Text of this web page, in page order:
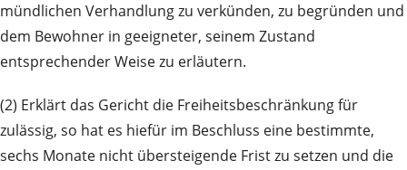
mündlichen Verhandlung zu verkünden, zu be­­gründen und
dem Bewohner in geeigneter, seinem Zustand
entsprechender Weise zu erläutern.
(2) Erklärt das Gericht die Freiheitsbeschränkung für
zulässig, so hat es hiefür im Beschluss eine be­stimmte,
sechs Monate nicht übersteigende Frist zu setzen und die